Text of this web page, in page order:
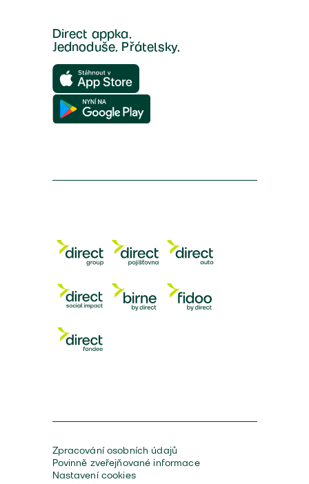
Direct appka.
Jednoduše. Přátelsky.
Zpracování osobních údajů
Povinně zveřejňované informace
Nastavení cookies